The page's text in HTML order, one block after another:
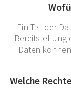
Ein Teil der
Bereitstellung
Daten
Welche